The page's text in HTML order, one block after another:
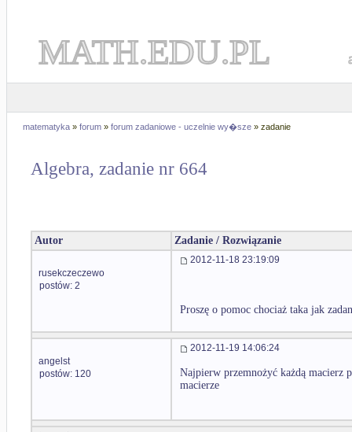
MATH.EDU.PL
matematyka » forum » forum zadaniowe - uczelnie wy�sze » zadanie
Algebra, zadanie nr 664
Autor Zadanie / Rozwiązanie
rusekczeczewo
postów: 2
2012-11-18 23:19:09
Proszę o pomoc chociaż taka jak
angelst
postów: 120
2012-11-19 14:06:24
Najpierw przemnożyć każdą macierz
macierze